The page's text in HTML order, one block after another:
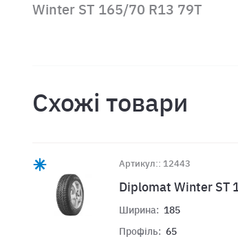
Winter ST 165/70 R13 79T
Схожі товари
Артикул:: 12443
Diplomat Winter ST
Ширина: 185
Профіль: 65